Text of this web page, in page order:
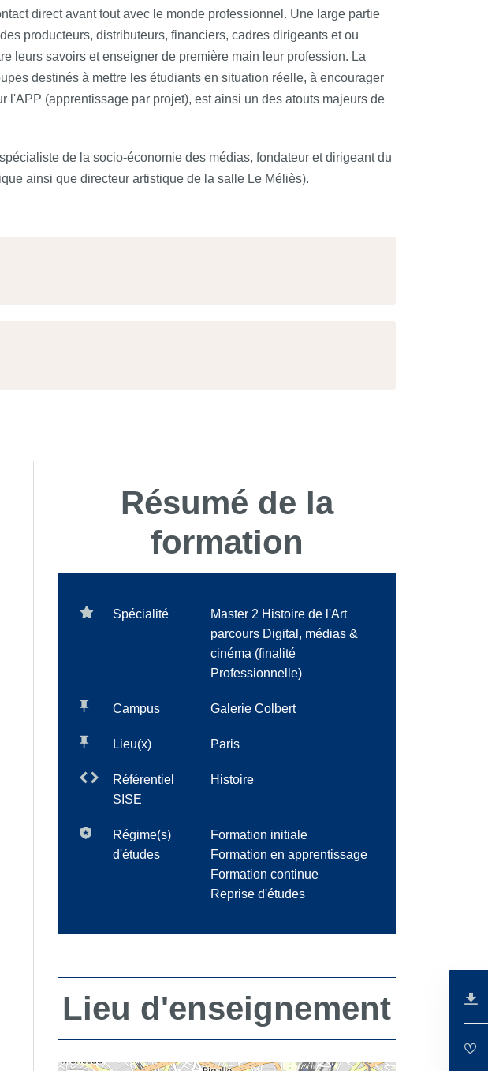
direct avant tout avec le monde professionnel. Une large partie
producteurs, distributeurs, financiers, cadres dirigeants et ou
leurs savoirs et enseigner de première main leur profession. La
destinés à mettre les étudiants en situation réelle, à encourager
l'APP (apprentissage par projet), est ainsi un des atouts majeurs de
de la socio-économie des médias, fondateur et dirigeant du
ainsi que directeur artistique de la salle Le Méliès).
Résumé de la
formation
Spécialité
Master 2 Histoire de l'Art
parcours Digital, médias &
cinéma (finalité
Professionnelle)
Campus Galerie Colbert
Lieu(x) Paris
Référentiel
SISE
Histoire
Régime(s)
d'études
Formation initiale
Formation en apprentissage
Formation continue
Reprise d'études
Lieu d'enseignement